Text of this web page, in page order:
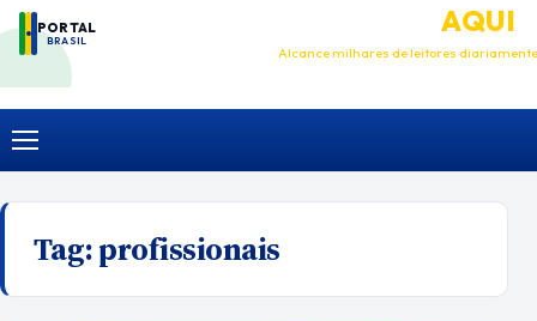
PORTAL
BRASIL
ANUNCIEAQUI
Alcance milhares de leitores diariamente
Menu
Tag:profissionais